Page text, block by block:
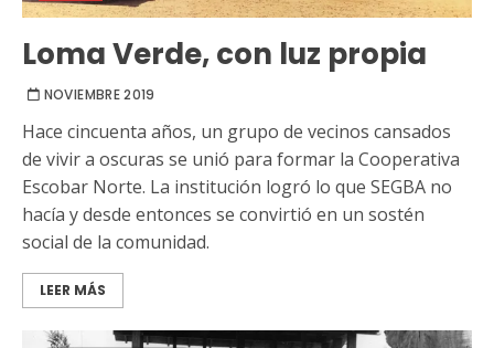
Loma Verde, con luz propia
NOVIEMBRE 2019
Hace cincuenta años, un grupo de vecinos cansados
de vivir a oscuras se unió para formar la Cooperativa
Escobar Norte. La institución logró lo que SEGBA no
hacía y desde entonces se convirtió en un sostén
social de la comunidad.
LEER MÁS